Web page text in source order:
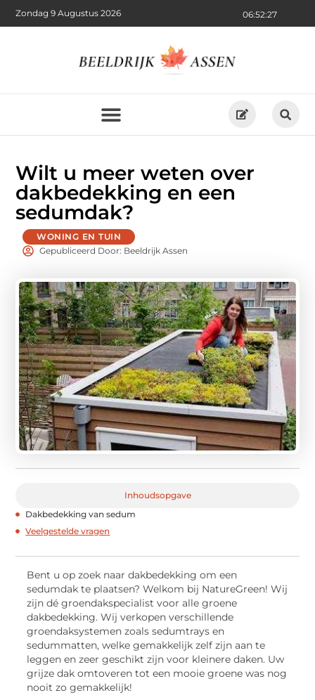
06:52:29
Zondag 9 Augustus 2026
Wilt u meer weten over
dakbedekking en een
sedumdak?
WONING EN TUIN
Gepubliceerd Door: Beeldrijk Assen
Inhoudsopgave
Dakbedekking van sedum
Veelgestelde vragen
Bent u op zoek naar dakbedekking om een
sedumdak te plaatsen? Welkom bij NatureGreen! Wij
zijn dé groendakspecialist voor alle groene
dakbedekking. Wij verkopen verschillende
groendaksystemen zoals sedumtrays en
sedummatten, welke gemakkelijk zelf zijn aan te
leggen en zeer geschikt zijn voor kleinere daken. Uw
grijze dak omtoveren tot een mooie groene was nog
nooit zo gemakkelijk!